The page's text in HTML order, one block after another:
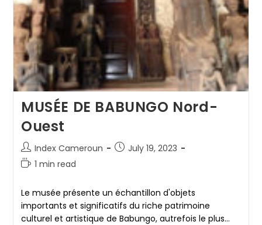
MUSÉE DE BABUNGO Nord-
Ouest
Post
author:
Index Cameroun
PostJuly 19, 2023
Reading
1 min read
Le musée présente un échantillon d'objets
importants et significatifs du riche patrimoine
culturel et artistique de Babungo, autrefois le plus…